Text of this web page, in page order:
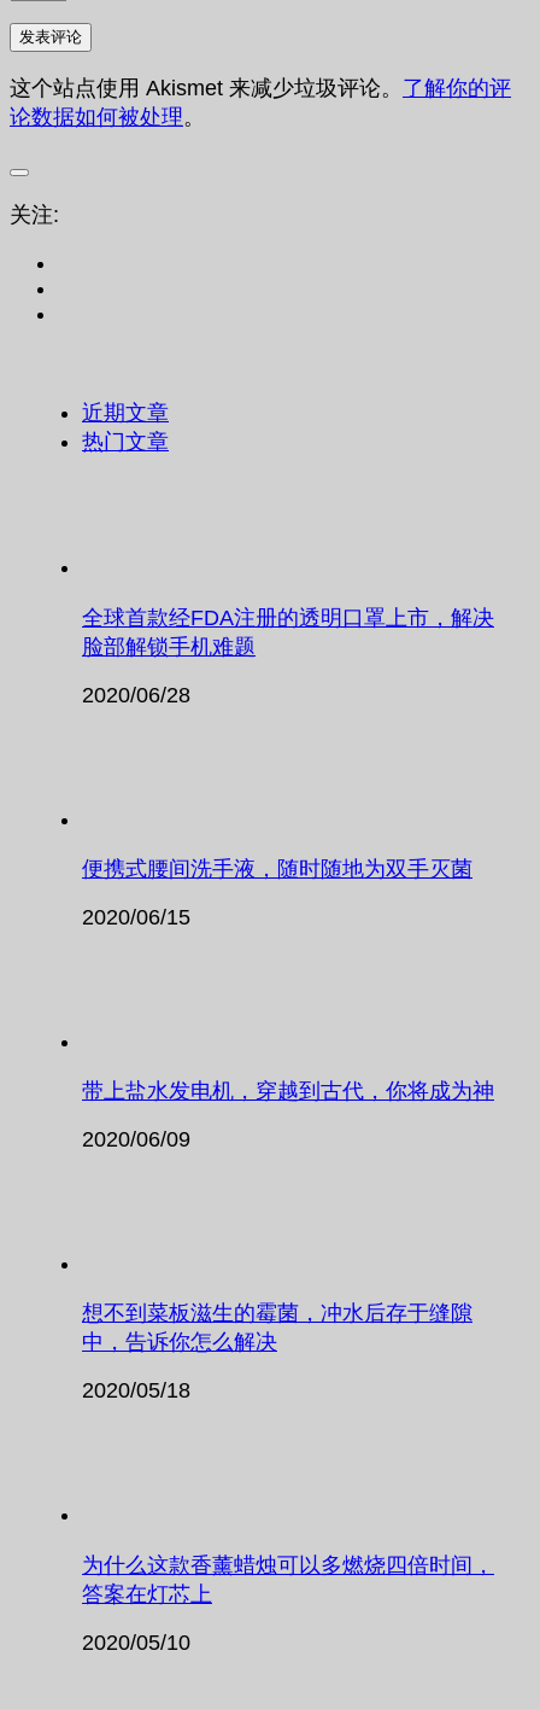
这个站点使用 Akismet 来减少垃圾评论。 了解你的评
论数据如何被处理。
关注:
近期文章
热门文章
全球首款经FDA注册的透明口罩上市，解决
脸部解锁手机难题
2020/06/28
便携式腰间洗手液，随时随地为双手灭菌
2020/06/15
带上盐水发电机，穿越到古代，你将成为神
2020/06/09
想不到菜板滋生的霉菌，冲水后存于缝隙
中，告诉你怎么解决
2020/05/18
为什么这款香薰蜡烛可以多燃烧四倍时间，
答案在灯芯上
2020/05/10